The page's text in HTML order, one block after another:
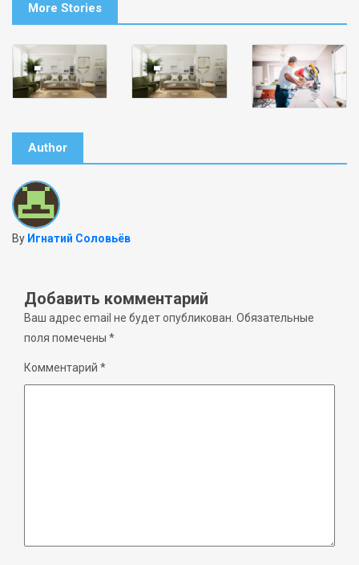
More Stories
Author
By Игнатий Соловьёв
Добавить комментарий
Ваш адрес email не будет опубликован. Обязательные
поля помечены *
Комментарий *